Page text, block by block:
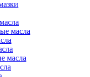
масла
масла